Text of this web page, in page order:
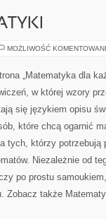
MOŻLIWOŚĆ
„Matematyka dla
w której wzory
się językiem opisu
które chcą ogarnić
tych, którzy potrzebują
Niezależnie od
po prostu
Zobacz także